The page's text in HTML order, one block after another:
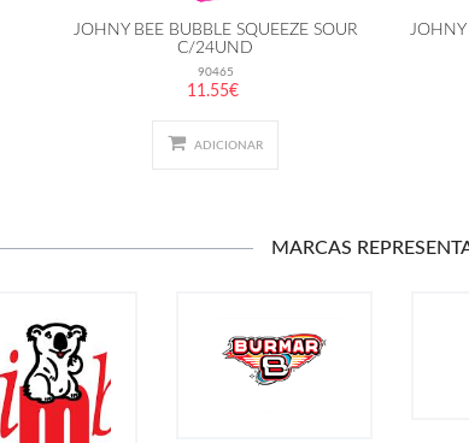
JOHNY BEE BUBBLE SQUEEZE SOUR
C/24UND
90465
11.55€
ADICIONAR
JOHNY
MARCAS